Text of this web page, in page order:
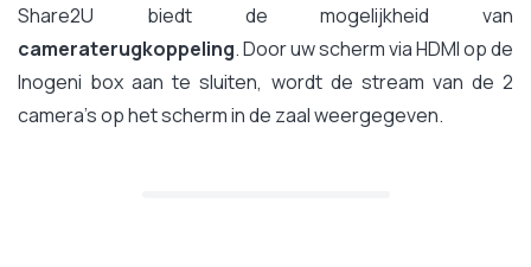
Share2U biedt de mogelijkheid van
cameraterugkoppeling. Door uw scherm via HDMI op de
Inogeni box aan te sluiten, wordt de stream van de 2
camera's op het scherm in de zaal weergegeven.